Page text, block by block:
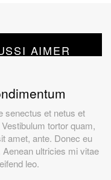
AIMER
senectus et netus et
tortor quam,
amet, ante. Donec eu
ultricies mi vitae
leo.